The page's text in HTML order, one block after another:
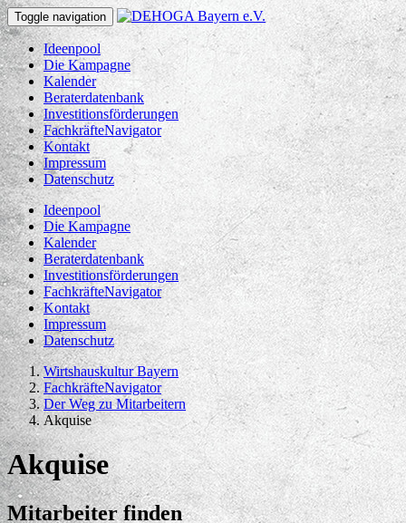
Toggle navigation
Ideenpool
Die Kampagne
Kalender
Beraterdatenbank
Investitionsförderungen
FachkräfteNavigator
Kontakt
Impressum
Datenschutz
Ideenpool
Die Kampagne
Kalender
Beraterdatenbank
Investitionsförderungen
FachkräfteNavigator
Kontakt
Impressum
Datenschutz
Wirtshauskultur Bayern
FachkräfteNavigator
Der Weg zu Mitarbeitern
Akquise
Akquise
Mitarbeiter finden